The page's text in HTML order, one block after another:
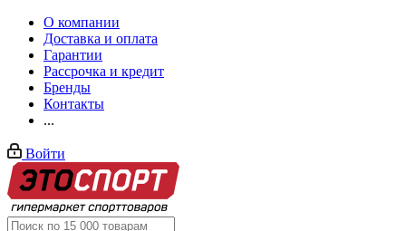
О компании
Доставка и оплата
Гарантии
Рассрочка и кредит
Бренды
Контакты
...
Войти